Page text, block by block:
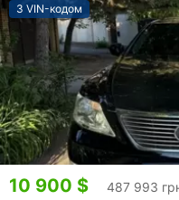
З VIN-кодом
10 900 $ 487 993